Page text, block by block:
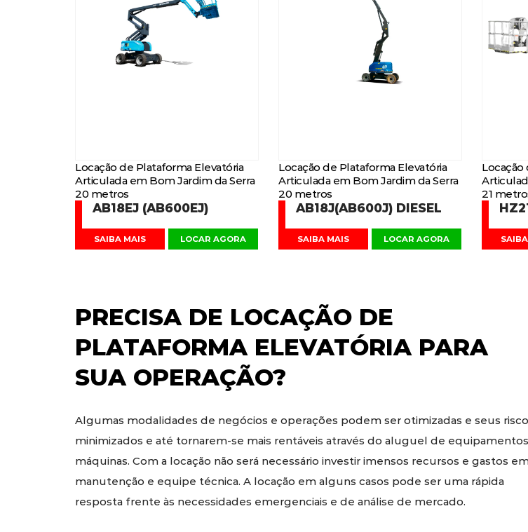
Locação de Plataforma Elevatória
Articulada em Bom Jardim da Serra
20 metros
AB18EJ (AB600EJ)
SAIBA MAIS LOCAR AGORA
Locação de Plataforma Elevatória
Articulada em Bom Jardim da Serra
20 metros
AB18J(AB600J) DIESEL
SAIBA MAIS LOCAR AGORA
Locação
21
PRECISA DE LOCAÇÃO DE
PLATAFORMA ELEVATÓRIA PARA
SUA OPERAÇÃO?
Algumas modalidades de negócios e operações podem ser otimizadas e seus
minimizados e até tornarem-se mais rentáveis através do aluguel de
máquinas. Com a locação não será necessário investir imensos recursos e gastos
manutenção e equipe técnica. A locação em alguns casos pode ser uma rápida
resposta frente às necessidades emergenciais e de análise de mercado.